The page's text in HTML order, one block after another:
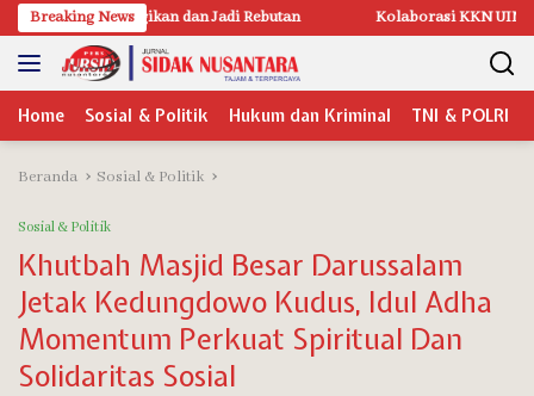
Langsung
ke
konten
Breaking News
Jadi Rebutan Kolaborasi KKN UIN Sunan Kudus Dengan
Home Sosial & Politik Hukum dan Kriminal TNI & POLRI
Beranda Sosial & Politik
Sosial & Politik
Khutbah Masjid Besar Darussalam
Jetak Kedungdowo Kudus, Idul Adha
Momentum Perkuat Spiritual Dan
Solidaritas Sosial